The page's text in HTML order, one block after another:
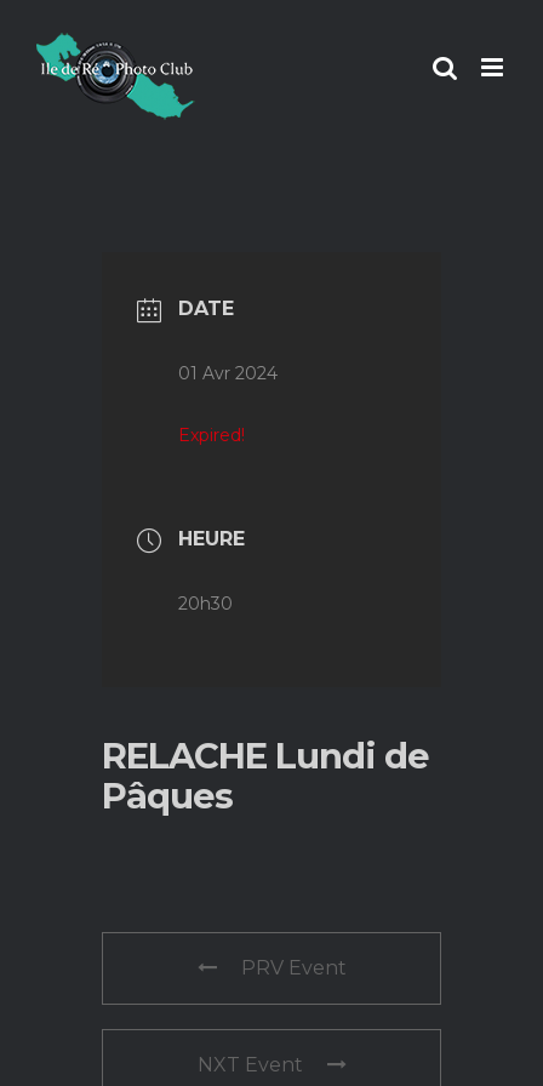
DATE
01 Avr 2024
Expired!
HEURE
20h30
RELACHE Lundi de
Pâques
PRV Event
NXT Event